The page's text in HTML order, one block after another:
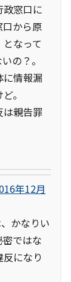
政窓口に
から原
なって
の？。
に情報漏
。
は親告罪
年12月
かなりい
ではな
になり